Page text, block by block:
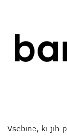
Vsebine, ki jih